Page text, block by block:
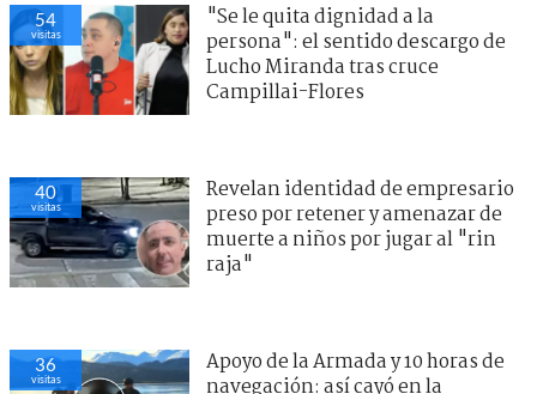
54
visitas
"Se le quita dignidad a la
persona": el sentido descargo de
Lucho Miranda tras cruce
Campillai-Flores
40
visitas
Revelan identidad de empresario
preso por retener y amenazar de
muerte a niños por jugar al "rin
raja"
36
visitas
Apoyo de la Armada y 10 horas de
navegación: así cayó en la